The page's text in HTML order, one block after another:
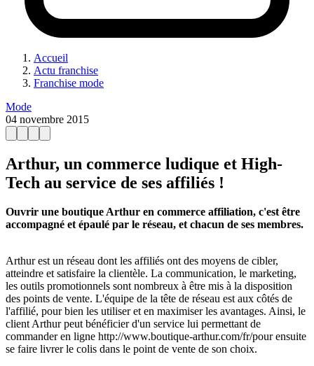
Accueil
Actu franchise
Franchise mode
Mode
04 novembre 2015
Arthur, un commerce ludique et High-
Tech au service de ses affiliés !
Ouvrir une boutique Arthur en commerce affiliation, c'est être
accompagné et épaulé par le réseau, et chacun de ses membres.
Arthur est un réseau dont les affiliés ont des moyens de cibler,
atteindre et satisfaire la clientèle. La communication, le marketing,
les outils promotionnels sont nombreux à être mis à la disposition
des points de vente. L'équipe de la tête de réseau est aux côtés de
l'affilié, pour bien les utiliser et en maximiser les avantages. Ainsi, le
client Arthur peut bénéficier d'un service lui permettant de
commander en ligne http://www.boutique-arthur.com/fr/pour ensuite
se faire livrer le colis dans le point de vente de son choix.